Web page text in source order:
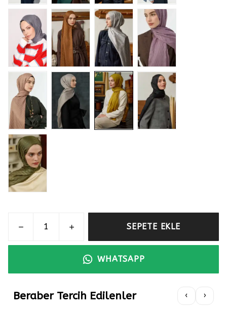
SEPETE EKLE
WHATSAPP
Beraber Tercih Edilenler ‹ ›